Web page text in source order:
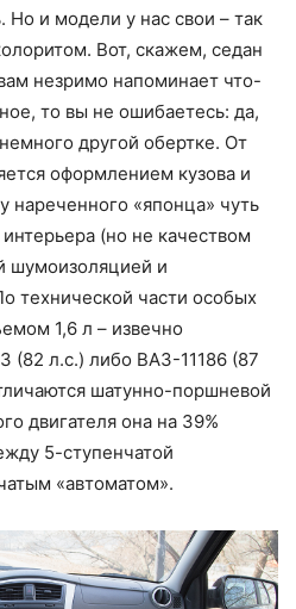
и модели у нас свои – так
Вот, скажем, седан
незримо напоминает что-
то вы не ошибаетесь: да,
другой обертке. От
оформлением кузова и
нареченного «японца» чуть
(но не качеством
шумоизоляцией и
технической части особых
1,6 л – извечно
(82 л.с.) либо ВАЗ-11186 (87
шатунно-поршневой
двигателя она на 39%
5-ступенчатой
«автоматом».